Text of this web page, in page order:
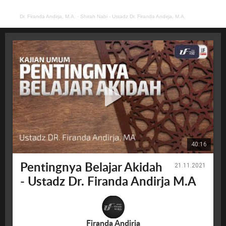
Dr. Firanda Andirja, M.A. · Shirah Nabi - Ustadz Dr. Firanda Andirja, M.A.
40:16
21.11.2021
Pentingnya Belajar Akidah
- Ustadz Dr. Firanda Andirja M.A
Firanda Andirja